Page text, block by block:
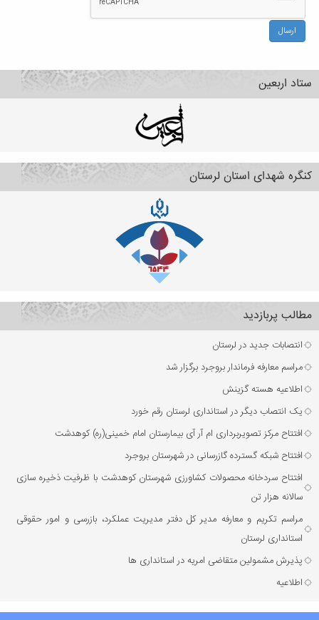
ارسال
ستاد اربعین
کنگره شهدای استان لرستان
مطالب پربازدید
انتصابات جدید در لرستان
مراسم معارفه فرماندار بروجرد برگزار شد
اطلاعیه هسته گزینش
یک انتصاب دیگر در استانداری لرستان رقم خورد
افتتاح مرکز تصویربرداری ام آر آی بیمارستان امام خمینی(ره) کوهدشت
افتتاح شبکه گسترده گازرسانی در شهرستان بروجرد
افتتاح سردخانه محصولات کشاورزی شهرستان کوهدشت با ظرفیت ذخیره‌ سازی
سالانه هزار تن
مراسم تکریم و معارفه مدیر کل دفتر مدیریت عملکرد، بازرسی و امور حقوقی
استانداری لرستان
پذیرش مشمولین متقاضی امریه در استانداری ها
اطلاعیه